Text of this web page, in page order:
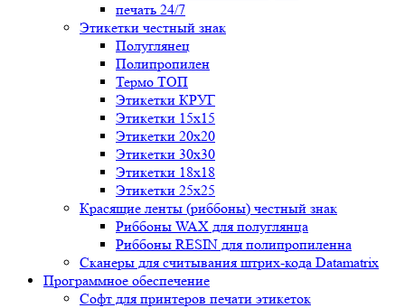
печать 24/7
Этикетки честный знак
Полуглянец
Полипропилен
Термо ТОП
Этикетки КРУГ
Этикетки 15х15
Этикетки 20х20
Этикетки 30х30
Этикетки 18х18
Этикетки 25х25
Красящие ленты (риббоны) честный знак
Риббоны WAX для полуглянца
Риббоны RESIN для полипропиленна
Сканеры для считывания штрих-кода Datamatrix
Программное обеспечение
Софт для принтеров печати этикеток